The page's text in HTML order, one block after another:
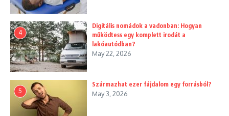
4
Digitális nomádok a vadonban: Hogyan
működtess egy komplett irodát a
lakóautódban?
May 22, 2026
5
Származhat ezer fájdalom egy forrásból?
May 3, 2026